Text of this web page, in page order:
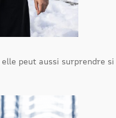
peut aussi surprendre si